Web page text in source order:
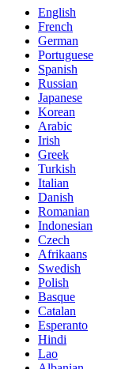
English
French
German
Portuguese
Spanish
Russian
Japanese
Korean
Arabic
Irish
Greek
Turkish
Italian
Danish
Romanian
Indonesian
Czech
Afrikaans
Swedish
Polish
Basque
Catalan
Esperanto
Hindi
Lao